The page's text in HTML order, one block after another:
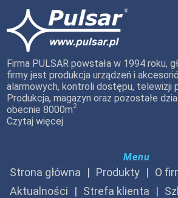
Firma PULSAR powstała w 1994 roku,
firmy jest produkcja urządzeń i
alarmowych, kontroli dostępu, telewizji
Produkcja, magazyn oraz pozostałe
obecnie 8000m2
Czytaj więcej
Menu
Strona główna Produkty
O
Aktualności
Strefa klienta